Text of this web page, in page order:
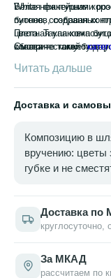
White нежнейшими
бутонов, собранных
цвета. Такая
классическому
статусного, как
Белая фактурная
пионов, создавая
Плотная упаковка
облака — такой
Смотрите также:
Читать дальше
Доставка и
Композицию в
вручению: цветы
губке и не
Доставка по
круглосуточно,
За МКАД
рассчитаем по